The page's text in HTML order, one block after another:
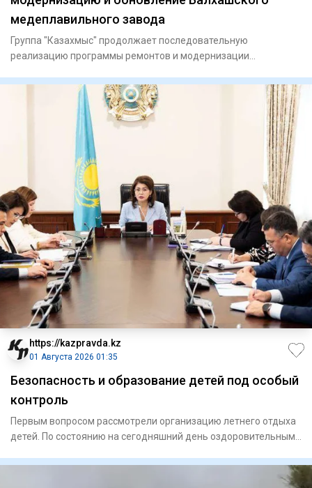
медеплавильного завода
Группа "Казахмыс" продолжает последовательную
реализацию программы ремонтов и модернизации
https://kazpravda.kz
01 Августа 2026 01:35
Безопасность и образование детей под особый
контроль
Первым вопросом рассмотрели организацию летнего отдыха
детей. По состоянию на сегодняшний день оздоровительными